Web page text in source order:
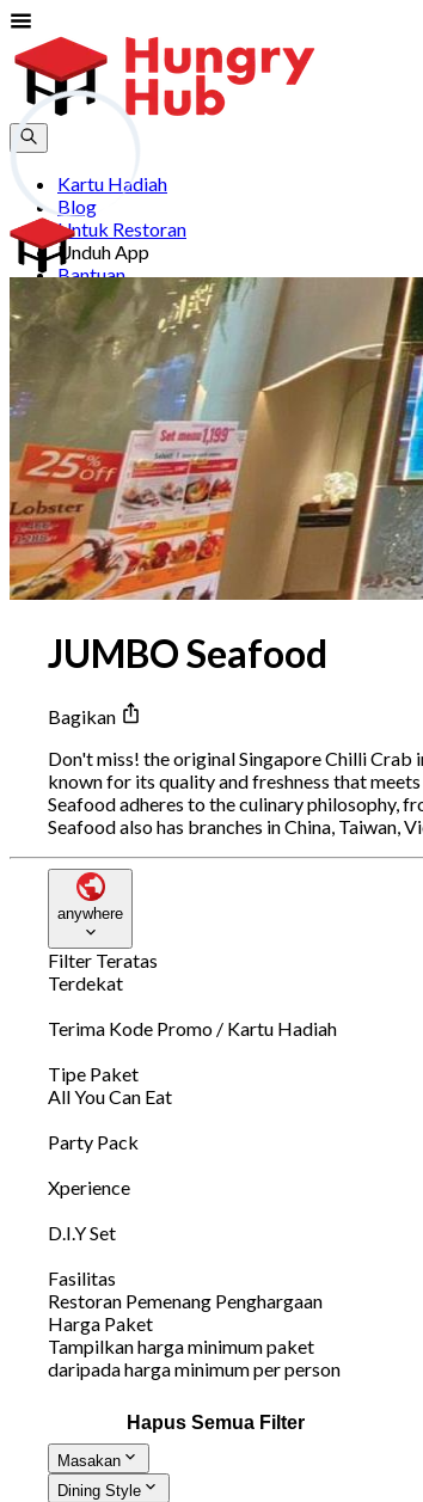
Kartu Hadiah
Blog
Untuk Restoran
Unduh App
Bantuan
Daftar
JUMBO Seafood
Bagikan
Don't miss! the original Singapore Chilli Crab
known for its quality and freshness that
Seafood adheres to the culinary philosophy,
Seafood also has branches in China, Taiwan,
anywhere
Filter Teratas
Terdekat
Terima Kode Promo / Kartu Hadiah
Tipe Paket
All You Can Eat
Party Pack
Xperience
D.I.Y Set
Fasilitas
Restoran Pemenang Penghargaan
Harga Paket
Tampilkan harga minimum paket
daripada harga minimum per person
Hapus Semua Filter
Masakan
Dining Style